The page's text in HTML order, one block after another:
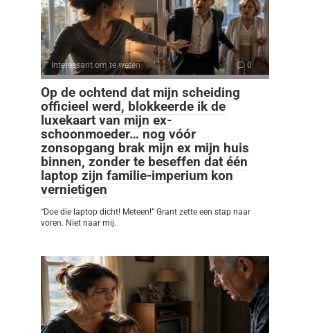
Interessant om te weten 0
Op de ochtend dat mijn scheiding
officieel werd, blokkeerde ik de
luxekaart van mijn ex-
schoonmoeder… nog vóór
zonsopgang brak mijn ex mijn huis
binnen, zonder te beseffen dat één
laptop zijn familie-imperium kon
vernietigen
“Doe die laptop dicht! Meteen!” Grant zette een stap naar
voren. Niet naar mij.